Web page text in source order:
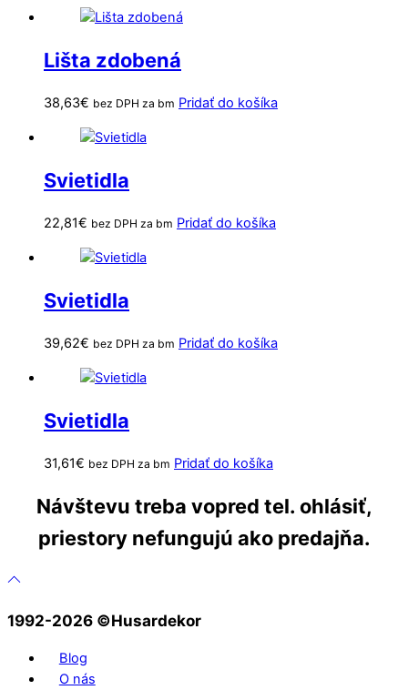
Lišta zdobená
38,63€ bez DPH za bm Pridať do košíka
Svietidla
22,81€ bez DPH za bm Pridať do košíka
Svietidla
39,62€ bez DPH za bm Pridať do košíka
Svietidla
31,61€ bez DPH za bm Pridať do košíka
Návštevu treba vopred tel. ohlásiť,
priestory nefungujú ako predajňa.
1992-2026 ©️Husardekor
Blog
O nás